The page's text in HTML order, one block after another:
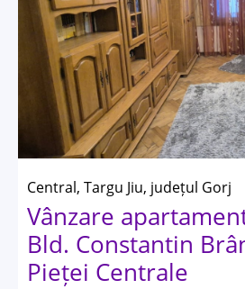
Central, Targu Jiu, județul Gorj
Vânzare
Bld. Constantin
Pieței Centrale